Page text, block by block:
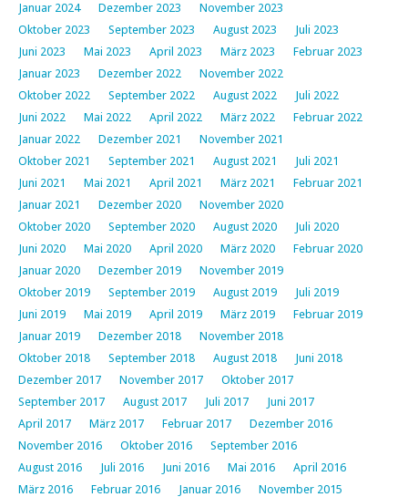
Januar 2024
Dezember 2023
November 2023
Oktober 2023
September 2023 August 2023
Juli 2023
Juni 2023
Mai 2023 April 2023 März 2023
Februar 2023
Januar 2023
Dezember 2022
November 2022
Oktober 2022
September 2022 August 2022
Juli 2022
Juni 2022
Mai 2022 April 2022 März 2022
Februar 2022
Januar 2022
Dezember 2021
November 2021
Oktober 2021
September 2021 August 2021
Juli 2021
Juni 2021
Mai 2021 April 2021 März 2021
Februar 2021
Januar 2021
Dezember 2020
November 2020
Oktober 2020
September 2020 August 2020
Juli 2020
Juni 2020
Mai 2020 April 2020 März 2020
Februar 2020
Januar 2020
Dezember 2019
November 2019
Oktober 2019
September 2019 August 2019
Juli 2019
Juni 2019
Mai 2019 April 2019 März 2019
Februar 2019
Januar 2019
Dezember 2018
November 2018
Oktober 2018
September 2018 August 2018
Juni 2018
Dezember 2017
November 2017
Oktober 2017
September 2017
August 2017 Juli 2017
Juni 2017
April 2017
März 2017 Februar 2017
Dezember 2016
November 2016
Oktober 2016
September 2016
August 2016
Juli 2016 Juni 2016 Mai 2016
April 2016
März 2016
Februar 2016 Januar 2016
November 2015